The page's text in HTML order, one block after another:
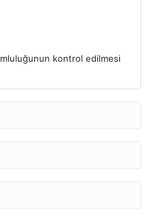
kontrol edilmesi